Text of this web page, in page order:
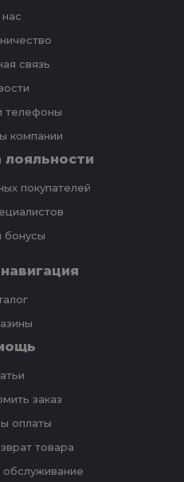
связь
телефоны
компании
покупателей
заказ
оплаты
товара
обслуживание